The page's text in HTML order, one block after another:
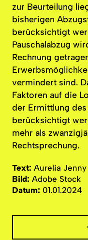
zur Beurteilung
bisherigen
berücksichtigt
Pauschalabzug
Rechnung
vermindert sind.
Faktoren auf die
der Ermittlung des
berücksichtigt
mehr als
Rechtsprechung.
Text: Aurelia Jenny
Bild: Adobe Stock
Datum: 01.01.2024